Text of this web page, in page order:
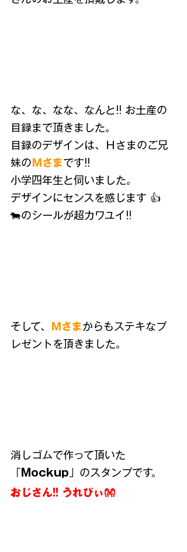
な、な、なな、なんと!! お土産の
目録まで頂きました。
目録のデザインは、Ｈさまのご兄
妹の Ｍさまです!!
小学四年生と伺いました。
デザインにセンスを感じます 👍
🐄のシールが超カワユイ!!
そして、 Ｍさまからもステキなプ
レゼントを頂きました。
消しゴムで作って頂いた
「 Mockup 」のスタンプです。
おじさん!! うれぴぃ👐